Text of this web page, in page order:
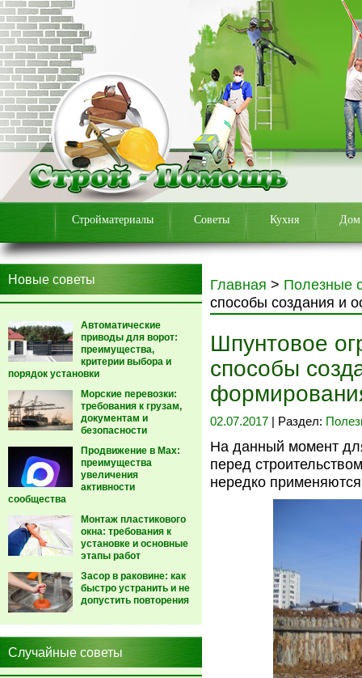
Стройматериалы Советы Кухня Дом
Новые советы
Автоматические
приводы для ворот:
преимущества,
критерии выбора и
порядок установки
Морские перевозки:
требования к грузам,
документам и
безопасности
Продвижение в Max:
преимущества
увеличения
активности
сообщества
Монтаж пластикового
окна: требования к
установке и основные
этапы работ
Засор в раковине: как
быстро устранить и не
допустить повторения
Случайные советы
Главная > Полезные
способы создания и
Шпунтовое
способы
02.07.2017 | Раздел:
На данный момент
перед
нередко